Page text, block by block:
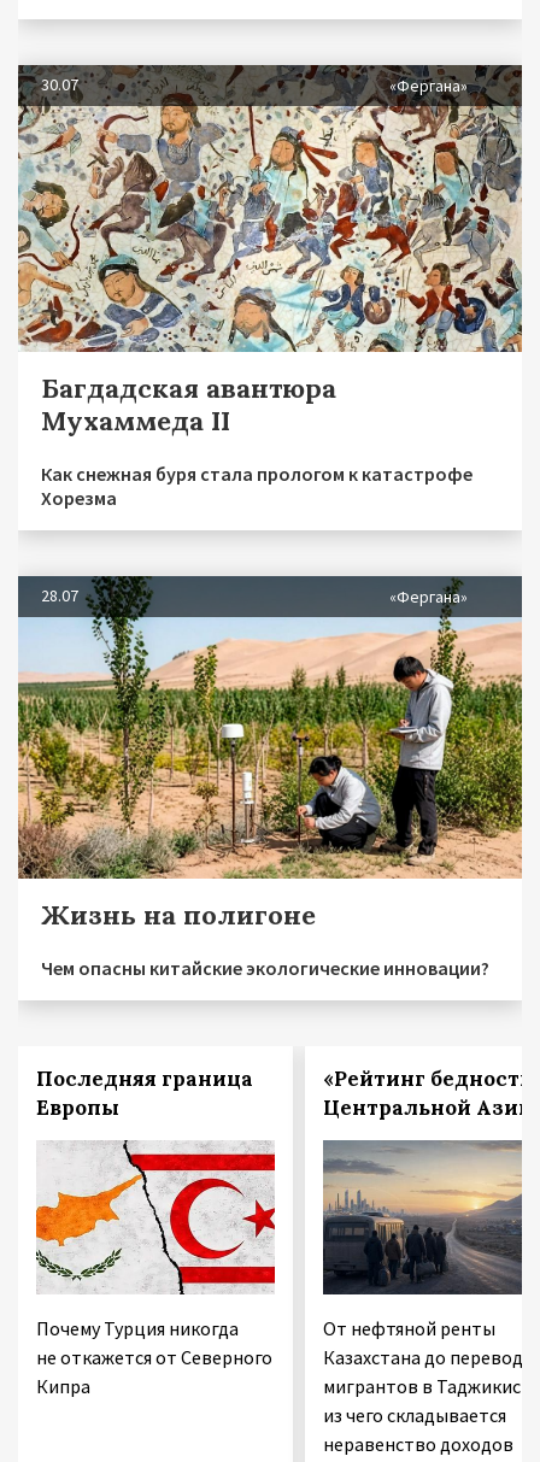
30.07 «Фергана»
Багдадская авантюра
Мухаммеда II
Как снежная буря стала прологом к катастрофе
Хорезма
28.07 «Фергана»
Жизнь на полигоне
Чем опасны китайские экологические инновации?
Последняя граница
Европы
Почему Турция никогда
не откажется от Северного
Кипра
«Рейтинг
Центральной Азии
От нефтяной ренты
Казахстана до
мигрантов в
из чего складывается
неравенство доходов